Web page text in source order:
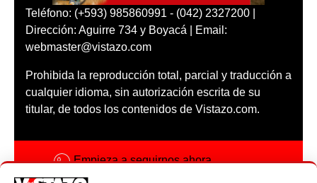
Teléfono: (+593) 985860991 - (042) 2327200 |
Dirección: Aguirre 734 y Boyacá | Email:
webmaster@vistazo.com
Prohibida la reproducción total, parcial y traducción a
cualquier idioma, sin autorización escrita de su
titular, de todos los contenidos de Vistazo.com.
Empieza a seguirnos ahora